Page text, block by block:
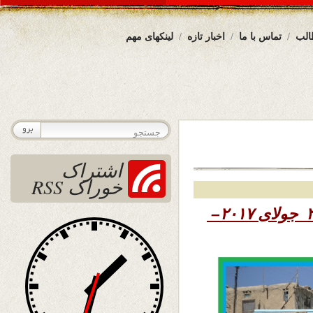
لینکهای مهم اخبار تازه تماس با ما
۱۳۹۶ – ۲۳ جولای ۲۰۱۷–
اشتراک
خوراک RSS